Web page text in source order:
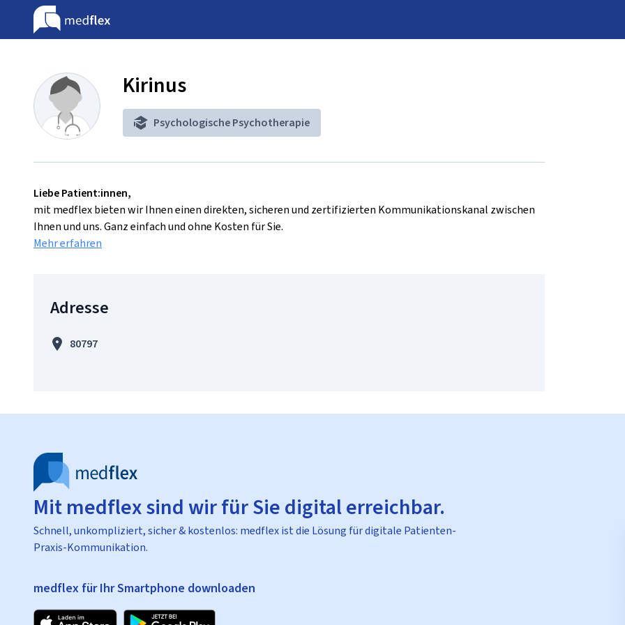
Kirinus
Psychologische Psychotherapie
Liebe Patient:innen,
mit medflex bieten wir Ihnen einen direkten, sicheren und zertifizierten Kommunikationskanal zwischen
Ihnen und uns. Ganz einfach und ohne Kosten für Sie.
Mehr erfahren
Adresse
80797
Mit medflex sind wir für Sie digital erreichbar.
Schnell, unkompliziert, sicher & kostenlos: medflex ist die Lösung für digitale Patienten-
Praxis-Kommunikation.
medflex für Ihr Smartphone downloaden